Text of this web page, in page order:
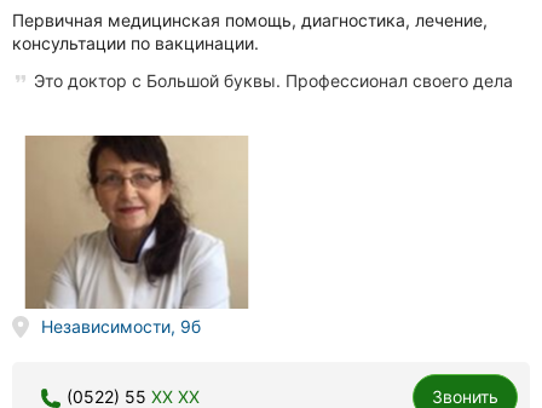
Первичная медицинская помощь, диагностика, лечение,
консультации по вакцинации.
Это доктор с Большой буквы. Профессионал своего дела
Независимости, 9б
(0522) 55 XX XX Звонить